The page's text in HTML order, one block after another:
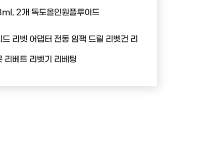
2개 독도올인원플루이드
드 리벳 어댑터 전동 임팩 드릴 리벳건 리
리베트 리벳기 리베팅